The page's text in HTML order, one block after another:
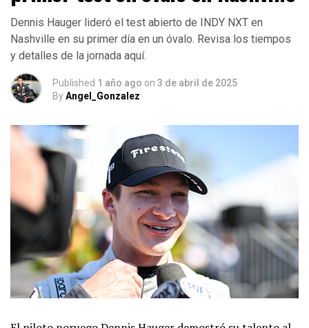
Dennis Hauger lideró el test abierto de INDY NXT en
Nashville en su primer día en un óvalo. Revisa los tiempos
y detalles de la jornada aquí.
Published 1 año ago on 3 de abril de 2025
ByAngel_Gonzalez